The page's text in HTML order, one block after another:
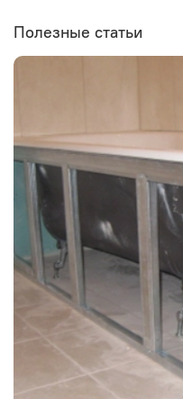
Полезные статьи